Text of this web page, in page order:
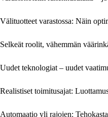
Välituotteet varastossa: Näin
Selkeät roolit, vähemmän
Uudet teknologiat – uudet
Realistiset toimitusajat:
Automaatio yli rajojen: